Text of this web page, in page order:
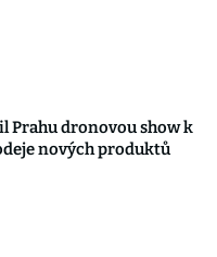
Prahu dronovou show k
nových produktů